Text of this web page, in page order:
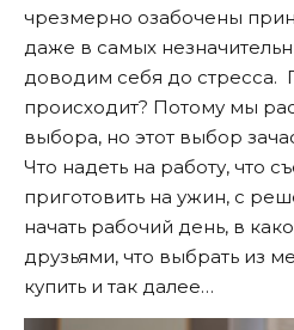
чрезмерно озабочены
даже в самых
доводим себя до стресса.
происходит? Потому мы
выбора, но этот выбор
Что надеть на работу, что
приготовить на ужин, с
начать рабочий день, в
друзьями, что выбрать из
купить и так далее…